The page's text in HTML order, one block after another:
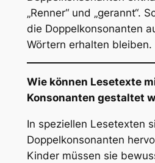
„Renner“ und „gerannt“.
die Doppelkonsonanten
Wörtern erhalten bleiben.
Wie können Lesetexte
Konsonanten gestaltet
In speziellen Lesetexten
Doppelkonsonanten
Kinder müssen sie